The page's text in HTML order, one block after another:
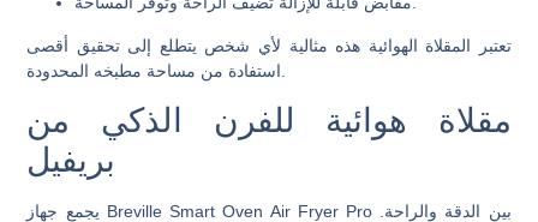
تعتبر المقلاة الهوائية هذه مثالية لأي شخص يتطلع إلى تحقيق أقصى
مقلاة هوائية للفرن الذكي من
بريفيل
يجمع جهاز Breville Smart Oven Air Fryer Pro بين الدقة والراحة.